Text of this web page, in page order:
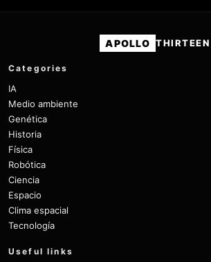
APOLLO THIRTEEN
Categories
IA
Medio ambiente
Genética
Historia
Física
Robótica
Ciencia
Espacio
Clima espacial
Tecnología
Useful links